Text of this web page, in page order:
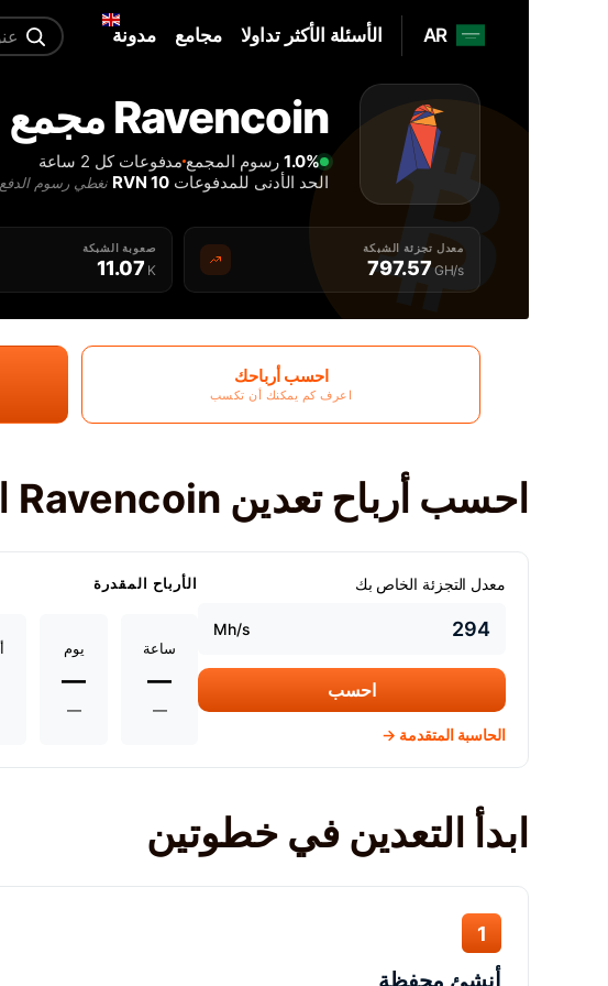
AR مدونة مجامع الأسئلة الأكثر تداولا
Ravencoin مجمع التعدين
1.0%رسوم المجمعمدفوعات كل 2 ساعة
الحد الأدنى للمدفوعات10 RVN نغطي رسوم
معدل تجزئة الشبكة
797.57 GH/s
صعوبة الشبكة
11.07 K
احسب أرباحك
اعرف كم يمكنك أن تكسب
احسب أرباح تعدين Ravencoin الخاصة بك
معدل التجزئة الخاص بك
Mh/s
احسب
الحاسبة المتقدمة →
الأرباح المقدرة
ساعة
—
—
يوم
—
—
ابدأ التعدين في خطوتين
1
أنشئ محفظة